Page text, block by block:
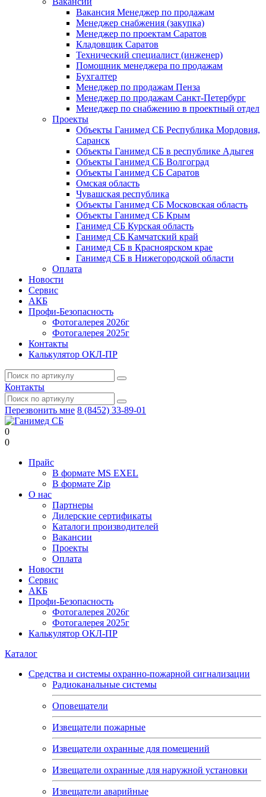
Вакансия Менеджер по продажам
Менеджер снабжения (закупка)
Менеджер по проектам Саратов
Кладовщик Саратов
Технический специалист (инженер)
Помощник менеджера по продажам
Бухгалтер
Менеджер по продажам Пенза
Менеджер по продажам Санкт-Петербург
Менеджер по снабжению в проектный отдел
Проекты
Объекты Ганимед СБ Республика Мордовия,
Саранск
Объекты Ганимед СБ в республике Адыгея
Объекты Ганимед СБ Волгоград
Объекты Ганимед СБ Саратов
Омская область
Чувашская республика
Объекты Ганимед СБ Московская область
Объекты Ганимед СБ Крым
Ганимед СБ Курская область
Ганимед СБ Камчатский край
Ганимед СБ в Красноярском крае
Ганимед СБ в Нижегородской области
Оплата
Новости
Сервис
АКБ
Профи-Безопасность
Фотогалерея 2026г
Фотогалерея 2025г
Контакты
Калькулятор ОКЛ-ПР
Контакты
Перезвонить мне 8 (8452) 33-89-01
0
0
Прайс
В формате MS EXEL
В формате Zip
О нас
Партнеры
Дилерские сертификаты
Каталоги производителей
Вакансии
Проекты
Оплата
Новости
Сервис
АКБ
Профи-Безопасность
Фотогалерея 2026г
Фотогалерея 2025г
Калькулятор ОКЛ-ПР
Каталог
Средства и системы охранно-пожарной сигнализации
Радиоканальные системы
Оповещатели
Извещатели пожарные
Извещатели охранные для помещений
Извещатели охранные для наружной установки
Извещатели аварийные